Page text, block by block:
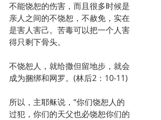
不能饶恕的伤害，而且很多时候是
亲人之间的不饶恕，不赦免，实在
是害人害己。苦毒可以把一个人害
得只剩下骨头。
不饶恕人，就给撒但留地步，就会
成为捆绑和网罗。(林后2：10-11)
所以，主耶稣说，“你们饶恕人的
过犯，你们的天父也必饶恕你们的